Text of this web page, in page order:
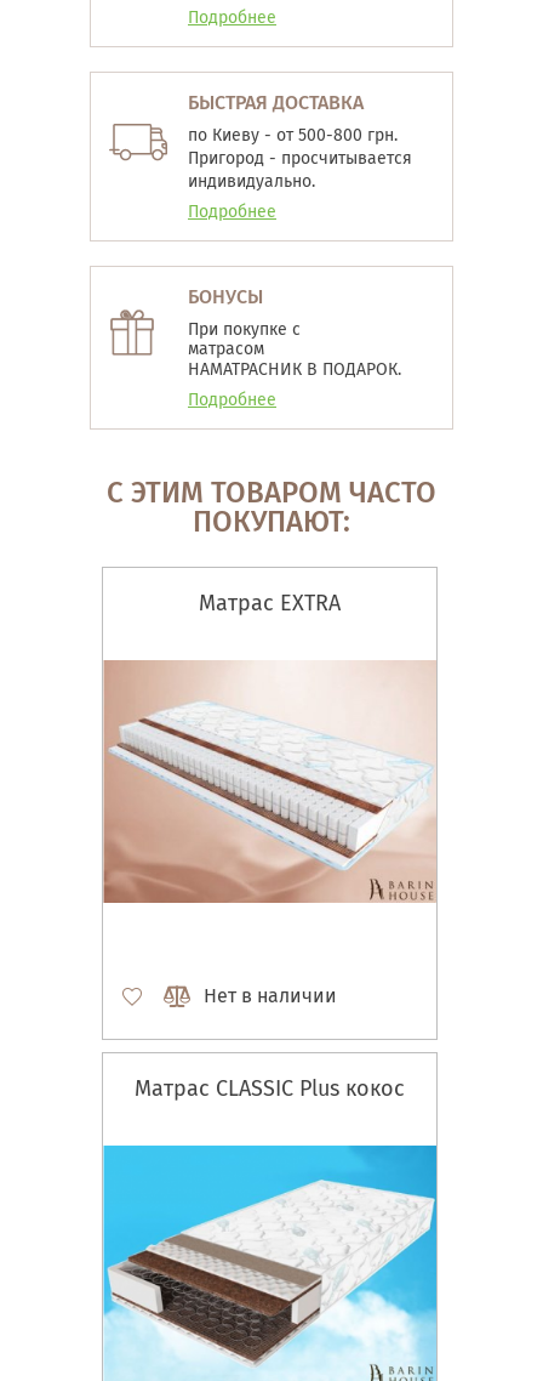
Подробнее
БЫСТРАЯ ДОСТАВКА
по Киеву - от 500-800 грн.
Пригород - просчитывается
индивидуально.
Подробнее
БОНУСЫ
При покупке с
матрасом
НАМАТРАСНИК В ПОДАРОК.
Подробнее
С ЭТИМ ТОВАРОМ ЧАСТО
ПОКУПАЮТ:
Матрас EXTRA
Нет в наличии
Матрас CLASSIC Plus кокос